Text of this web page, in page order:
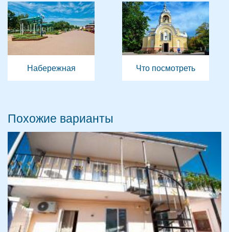
Набережная Что посмотреть
Похожие варианты